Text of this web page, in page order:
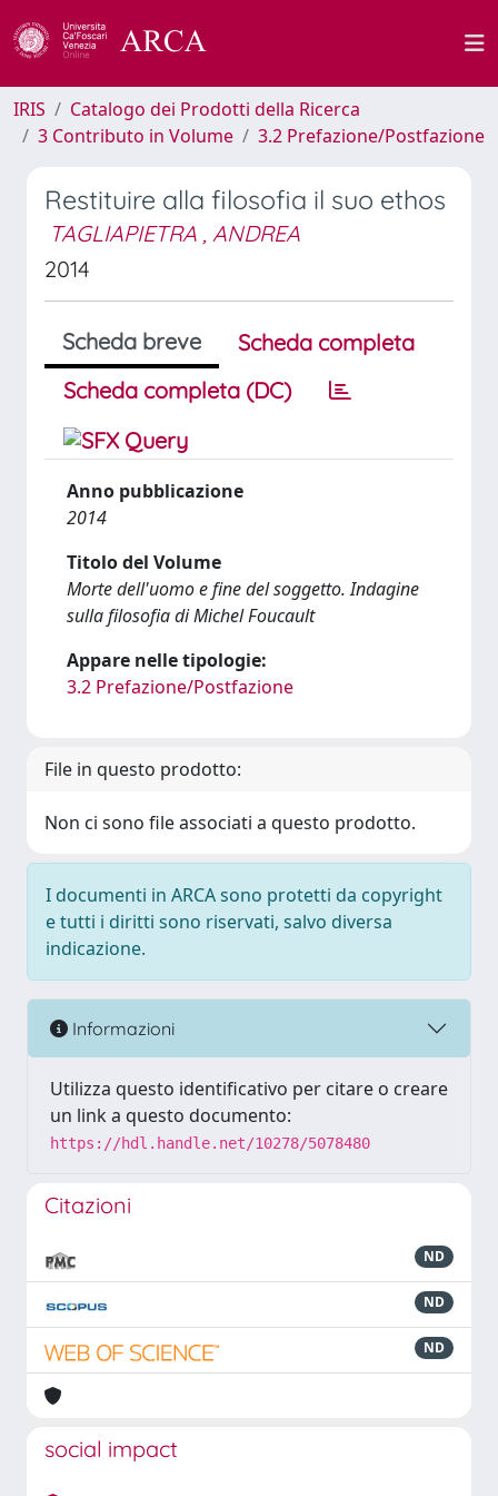
IRIS
Catalogo dei Prodotti della Ricerca
3 Contributo in Volume
3.2 Prefazione/Postfazione
Restituire alla filosofia il suo ethos
TAGLIAPIETRA , ANDREA
2014
Scheda breve
Scheda completa
Scheda completa (DC)
Anno pubblicazione
2014
Titolo del Volume
Morte dell'uomo e fine del soggetto. Indagine
sulla filosofia di Michel Foucault
Appare nelle tipologie:
3.2 Prefazione/Postfazione
File in questo prodotto:
Non ci sono file associati a questo prodotto.
I documenti in ARCA sono protetti da copyright
e tutti i diritti sono riservati, salvo diversa
indicazione.
Informazioni
Utilizza questo identificativo per citare o creare
un link a questo documento:
https://hdl.handle.net/10278/5078480
Citazioni
ND
ND
ND
social impact